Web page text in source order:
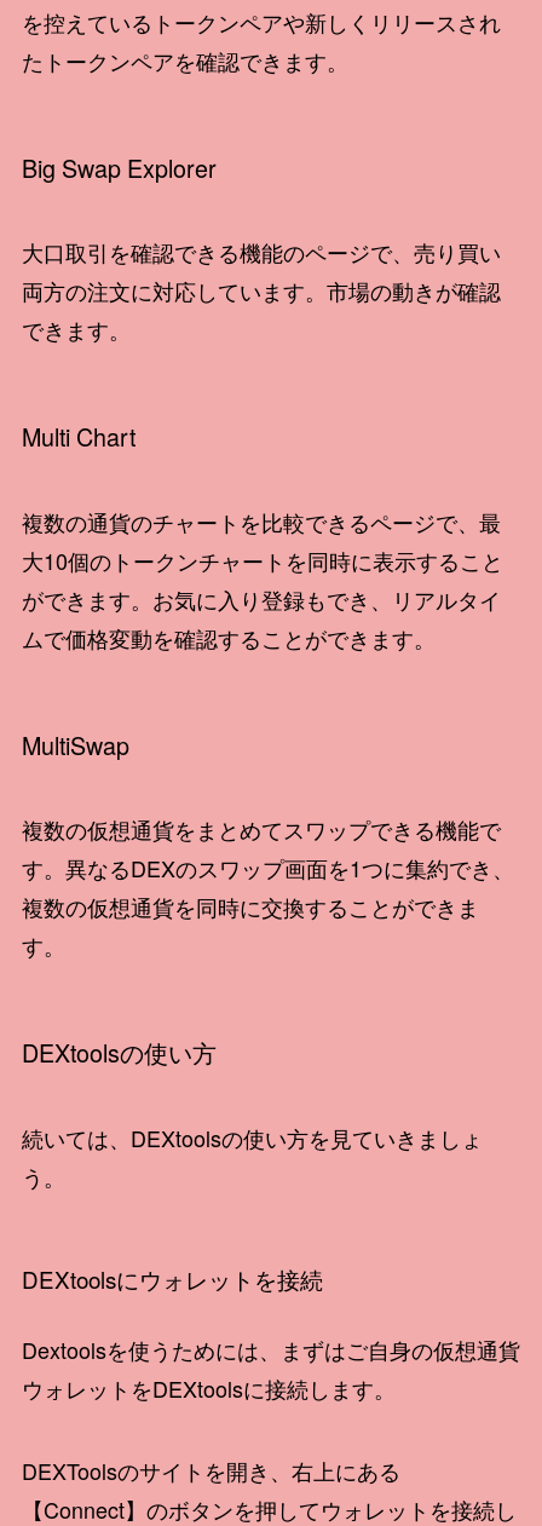
を控えているトークンペアや新しくリリースされ
たトークンペアを確認できます。
Big Swap Explorer
大口取引を確認できる機能のページで、売り買い
両方の注文に対応しています。市場の動きが確認
できます。
Multi Chart
複数の通貨のチャートを比較できるページで、最
大10個のトークンチャートを同時に表示すること
ができます。お気に入り登録もでき、リアルタイ
ムで価格変動を確認することができます。
MultiSwap
複数の仮想通貨をまとめてスワップできる機能で
す。異なるDEXのスワップ画面を1つに集約でき、
複数の仮想通貨を同時に交換することができま
す。
DEXtoolsの使い方
続いては、DEXtoolsの使い方を見ていきましょ
う。
DEXtoolsにウォレットを接続
Dextoolsを使うためには、まずはご自身の仮想通貨
ウォレットをDEXtoolsに接続します。
DEXToolsのサイトを開き、右上にある
【Connect】のボタンを押してウォレットを接続し